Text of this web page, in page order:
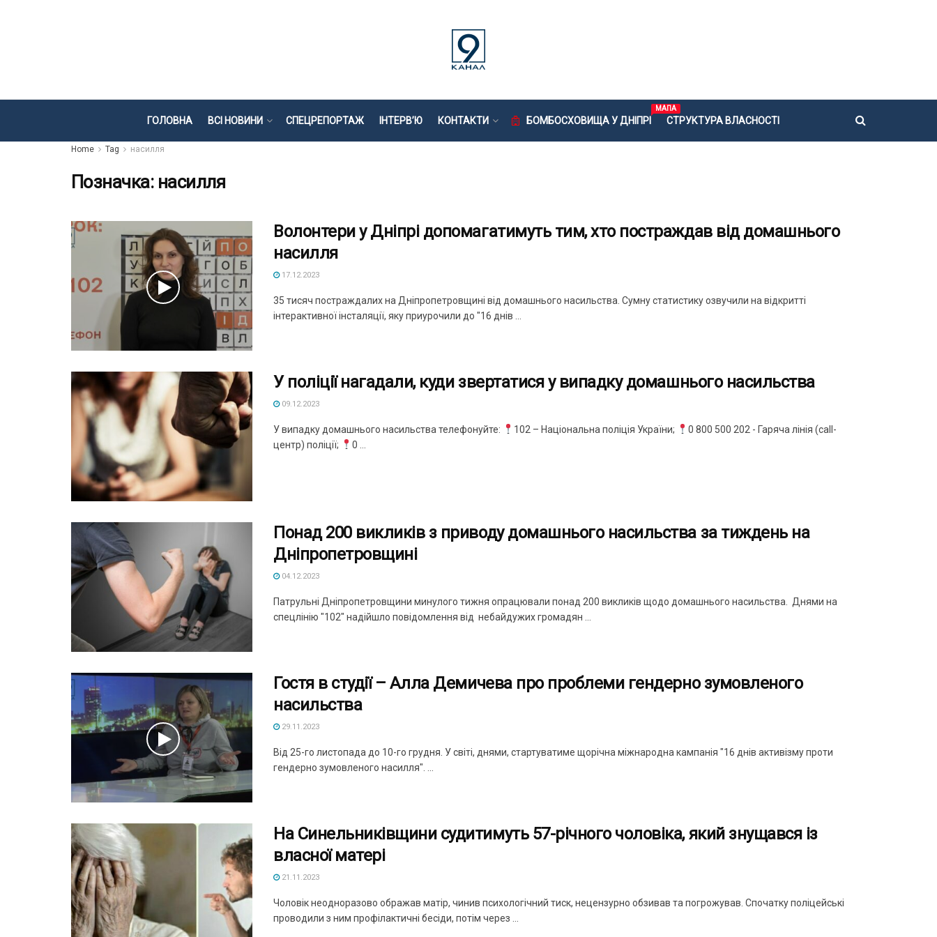
ГОЛОВНА ВСІ НОВИНИ СПЕЦРЕПОРТАЖ ІНТЕРВ’Ю КОНТАКТИ БОМБОСХОВИЩА У ДНІПРІ
МАПА
СТРУКТУРА ВЛАСНОСТІ
Home Tag насилля
Позначка: насилля
Волонтери у Дніпрі допомагатимуть тим, хто постраждав від домашнього
насилля
17.12.2023
35 тисяч постраждалих на Дніпропетровщині від домашнього насильства. Сумну статистику озвучили на відкритті
інтерактивної інсталяції, яку приурочили до "16 днів ...
У поліції нагадали, куди звертатися у випадку домашнього насильства
09.12.2023
У випадку домашнього насильства телефонуйте: 102 – Національна поліція України;
0 800 500 202 - Гаряча лінія (call-
центр) поліції;
0 ...
Понад 200 викликів з приводу домашнього насильства за тиждень на
Дніпропетровщині
04.12.2023
Патрульні Дніпропетровщини минулого тижня опрацювали понад 200 викликів щодо домашнього насильства. Днями на
спецлінію "102" надійшло повідомлення від небайдужих громадян ...
Гостя в студії – Алла Демичева про проблеми гендерно зумовленого
насильства
29.11.2023
Від 25-го листопада до 10-го грудня. У світі, днями, стартуватиме щорічна міжнародна кампанія "16 днів активізму проти
гендерно зумовленого насилля". ...
На Синельниківщини судитимуть 57-річного чоловіка, який знущався із
власної матері
21.11.2023
Чоловік неодноразово ображав матір, чинив психологічний тиск, нецензурно обзивав та погрожував. Спочатку поліцейські
проводили з ним профілактичні бесіди, потім через ...